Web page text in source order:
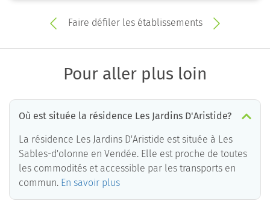
Faire défiler les établissements
Pour aller plus loin
Où est située la résidence Les Jardins D'Aristide?
La résidence Les Jardins D'Aristide est située à Les
Sables-d'olonne en Vendée. Elle est proche de toutes
les commodités et accessible par les transports en
commun. En savoir plus